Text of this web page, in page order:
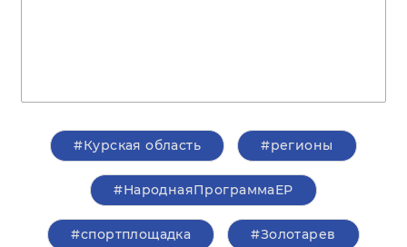
#Курская область #регионы
#НароднаяПрограммаЕР
#спортплощадка #Золотарев